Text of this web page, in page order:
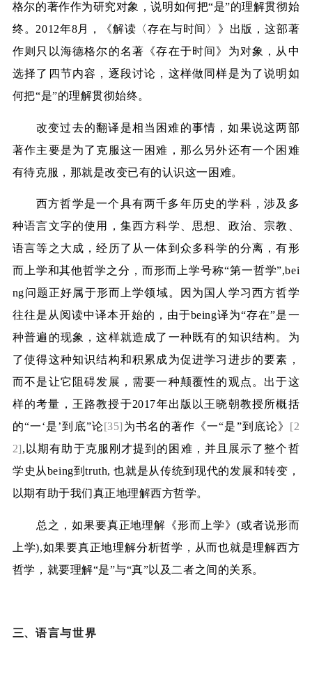
格尔的著作作为研究对象，说明如何把“是”的理解贯彻始
终。 2012年8月，《解读〈存在与时间〉》出版，这部著
作则只以海德格尔的名著《存在于时间》为对象，从中
选择了四节内容，逐段讨论，这样做同样是为了说明如
何把“是”的理解贯彻始终。
改变过去的翻译是相当困难的事情，如果说这两部
著作主要是为了克服这一困难，那么另外还有一个困难
有待克服，那就是改变已有的认识这一困难。
西方哲学是一个具有两千多年历史的学科，涉及多
种语言文字的使用，集西方科学、思想、政治、宗教、
语言等之大成，经历了从一体到众多科学的分离，有形
而上学和其他哲学之分，而形而上学号称“第一哲学”,bei
ng问题正好属于形而上学领域。因为国人学习西方哲学
往往是从阅读中译本开始的，由于being译为“存在”是一
种普遍的现象，这样就造成了一种既有的知识结构。为
了使得这种知识结构和积累成为促进学习进步的要素，
而不是让它阻碍发展，需要一种颠覆性的观点。出于这
样的考量，王路教授于2017年出版以王晓朝教授所概括
的“一‘是’到底”论[35] 为书名的著作《一“是”到底论》 [2
2], 以期有助于克服刚才提到的困难，并且展示了整个哲
学史从being到truth,也就是从传统到现代的发展和转变，
以期有助于我们真正地理解西方哲学。
总之，如果要真正地理解《形而上学》 (或者说形而
上学),如果要真正地理解分析哲学，从而也就是理解西方
哲学，就要理解“是”与“真”以及二者之间的关系。
三、 语言与世界